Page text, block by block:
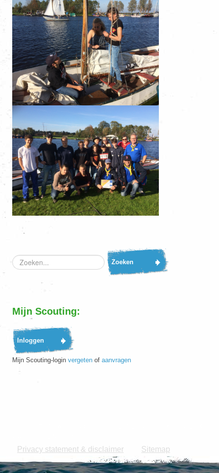
Zoeken
Mijn Scouting:
Mijn Scouting-login vergeten of aanvragen
Privacy statement & disclaimer Sitemap